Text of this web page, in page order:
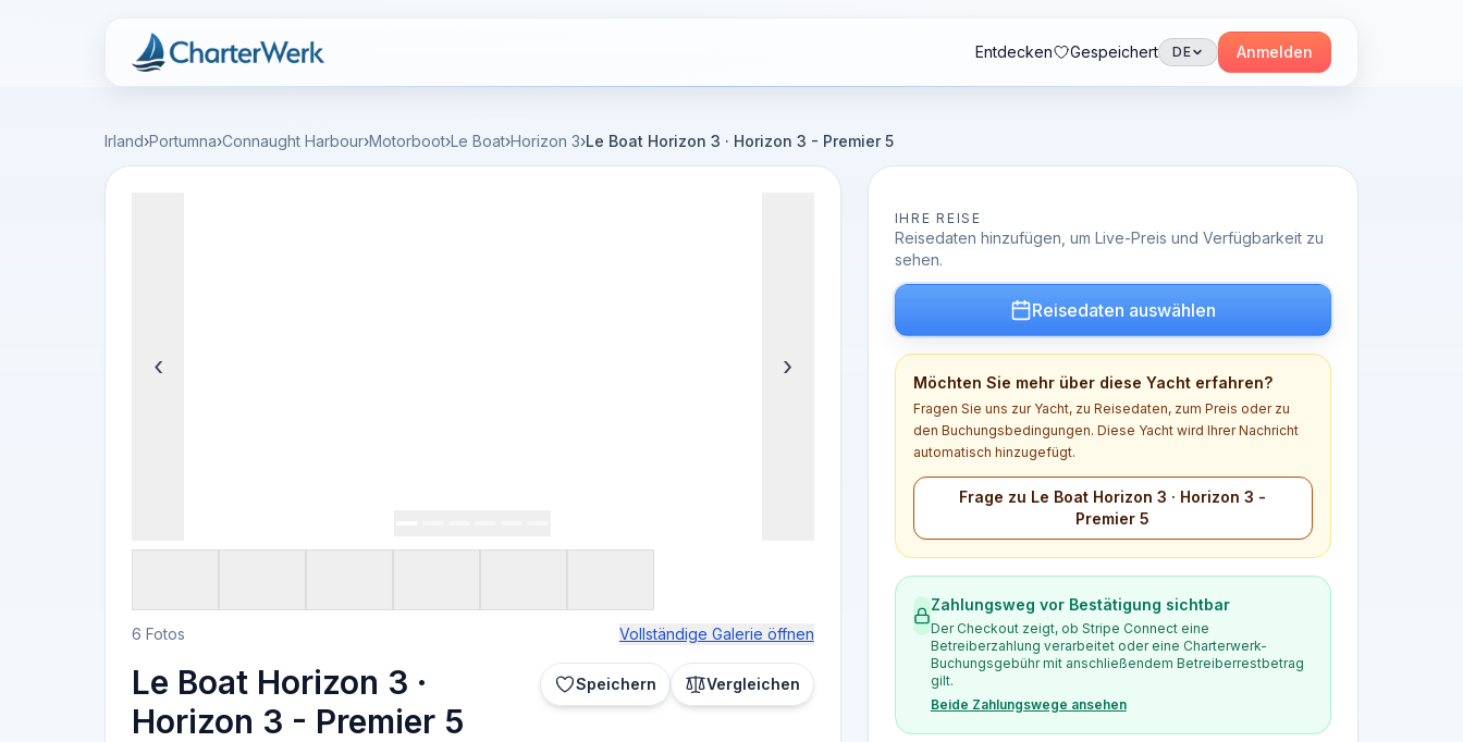
Charterwerk
Entdecken Gespeichert DE Anmelden
Irland›Portumna›Connaught Harbour›Motorboot›Le Boat›Horizon 3›Le Boat Horizon 3 · Horizon 3 - Premier 5
‹ ›
6 Fotos Vollständige Galerie öffnen
Le Boat Horizon 3 ·
Horizon 3 - Premier 5
Speichern Vergleichen
IHRE REISE
Reisedaten hinzufügen, um Live-Preis und Verfügbarkeit zu
sehen.
Reisedaten auswählen
Möchten Sie mehr über diese Yacht erfahren?
Fragen Sie uns zur Yacht, zu Reisedaten, zum Preis oder zu
den Buchungsbedingungen. Diese Yacht wird Ihrer Nachricht
automatisch hinzugefügt.
Frage zu Le Boat Horizon 3 · Horizon 3 -
Premier 5
Zahlungsweg vor Bestätigung sichtbar
Der Checkout zeigt, ob Stripe Connect eine
Betreiberzahlung verarbeitet oder eine Charterwerk-
Buchungsgebühr mit anschließendem Betreiberrestbetrag
gilt.
Beide Zahlungswege ansehen